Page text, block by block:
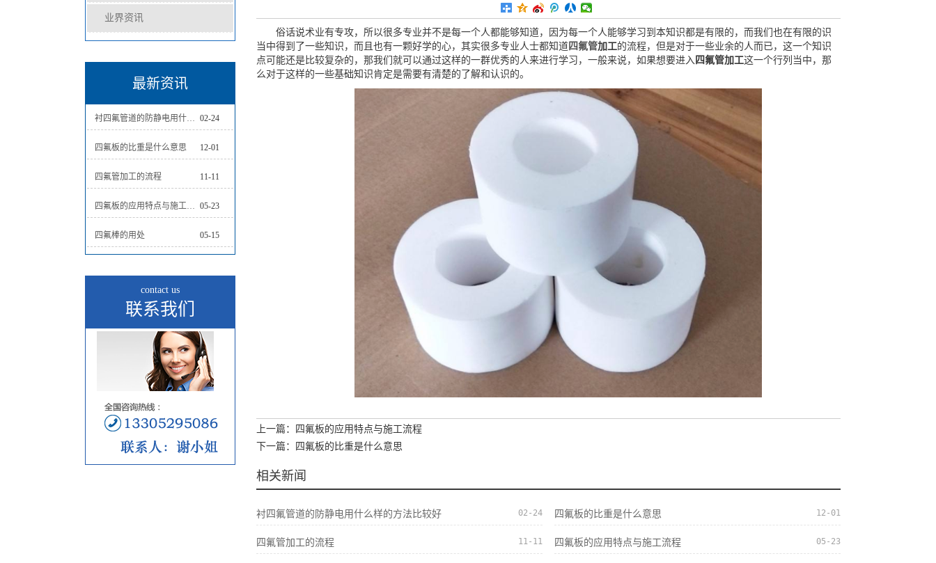
业界资讯
最新资讯
衬四氟管道的防静电用什么样的方法比较好 02-24
四氟板的比重是什么意思 12-01
四氟管加工的流程 11-11
四氟板的应用特点与施工流程 05-23
四氟棒的用处 05-15
contact us
联系我们
俗话说术业有专攻，所以很多专业并不是每一个人都能够知道，因为每一个人能够学习到本知识都是有限的，而我们也在有限的识
当中得到了一些知识，而且也有一颗好学的心，其实很多专业人士都知道四氟管加工的流程，但是对于一些业余的人而已，这一个知识
点可能还是比较复杂的，那我们就可以通过这样的一群优秀的人来进行学习，一般来说，如果想要进入 四氟管加工这一个行列当中，那
么对于这样的一些基础知识肯定是需要有清楚的了解和认识的。
上一篇：四氟板的应用特点与施工流程
下一篇：四氟板的比重是什么意思
相关新闻
衬四氟管道的防静电用什么样的方法比较好 02-24 四氟板的比重是什么意思 12-01
四氟管加工的流程 11-11 四氟板的应用特点与施工流程 05-23